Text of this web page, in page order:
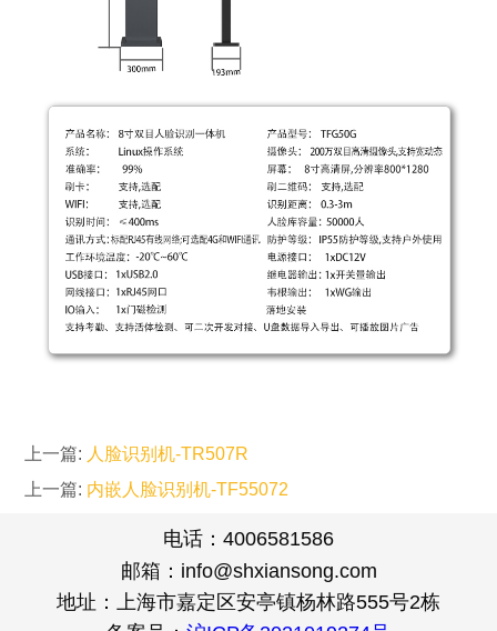
上一篇: 人脸识别机-TR507R
上一篇: 内嵌人脸识别机-TF55072
电话：4006581586
邮箱：info@shxiansong.com
地址：上海市嘉定区安亭镇杨林路555号2栋